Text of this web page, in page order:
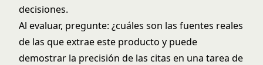
decisiones.
Al evaluar, pregunte: ¿cuáles son las fuentes reales
de las que extrae este producto y puede
demostrar la precisión de las citas en una tarea de